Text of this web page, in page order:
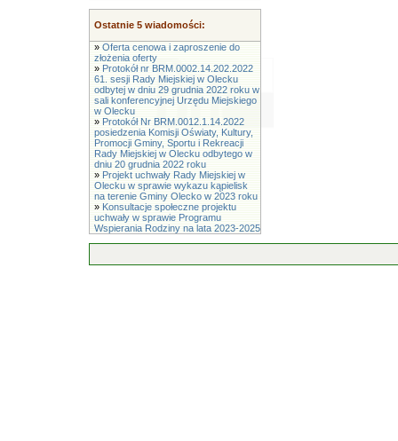
Ostatnie 5 wiadomości:
» Oferta cenowa i zaproszenie do
złożenia oferty
» Protokół nr BRM.0002.14.202.2022
61. sesji Rady Miejskiej w Olecku
odbytej w dniu 29 grudnia 2022 roku w
sali konferencyjnej Urzędu Miejskiego
w Olecku
» Protokół Nr BRM.0012.1.14.2022
posiedzenia Komisji Oświaty, Kultury,
Promocji Gminy, Sportu i Rekreacji
Rady Miejskiej w Olecku odbytego w
dniu 20 grudnia 2022 roku
» Projekt uchwały Rady Miejskiej w
Olecku w sprawie wykazu kąpielisk
na terenie Gminy Olecko w 2023 roku
» Konsultacje społeczne projektu
uchwały w sprawie Programu
Wspierania Rodziny na lata 2023-2025